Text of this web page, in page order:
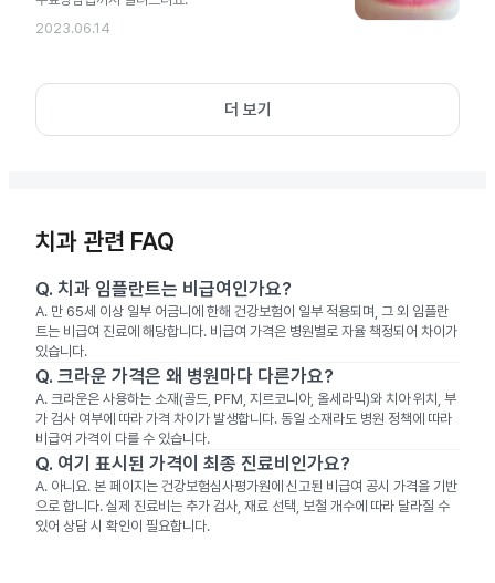
2023.06.14
더 보기
치과 관련 FAQ
Q. 치과 임플란트는 비급여인가요?
A. 만 65세 이상 일부 어금니에 한해 건강보험이 일부 적용되며, 그 외 임플란
트는 비급여 진료에 해당합니다. 비급여 가격은 병원별로 자율 책정되어 차이가
있습니다.
Q. 크라운 가격은 왜 병원마다 다른가요?
A. 크라운은 사용하는 소재(골드, PFM, 지르코니아, 올세라믹)와 치아 위치, 부
가 검사 여부에 따라 가격 차이가 발생합니다. 동일 소재라도 병원 정책에 따라
비급여 가격이 다를 수 있습니다.
Q. 여기 표시된 가격이 최종 진료비인가요?
A. 아니요. 본 페이지는 건강보험심사평가원에 신고된 비급여 공시 가격을 기반
으로 합니다. 실제 진료비는 추가 검사, 재료 선택, 보철 개수에 따라 달라질 수
있어 상담 시 확인이 필요합니다.